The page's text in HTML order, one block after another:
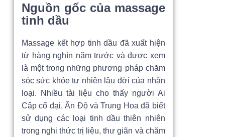
Nguồn gốc của massage
tinh dầu
Massage kết hợp tinh dầu đã xuất hiện
từ hàng nghìn năm trước và được xem
là một trong những phương pháp chăm
sóc sức khỏe tự nhiên lâu đời của nhân
loại. Nhiều tài liệu cho thấy người Ai
Cập cổ đại, Ấn Độ và Trung Hoa đã biết
sử dụng các loại tinh dầu thiên nhiên
trong nghi thức trị liệu, thư giãn và chăm